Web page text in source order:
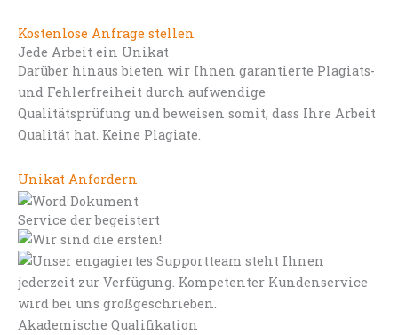
Kostenlose Anfrage stellen
Jede Arbeit ein Unikat
Darüber hinaus bieten wir Ihnen garantierte Plagiats-
und Fehlerfreiheit durch aufwendige
Qualitätsprüfung und beweisen somit, dass Ihre Arbeit
Qualität hat. Keine Plagiate.
Unikat Anfordern
Service der begeistert
Akademische Qualifikation